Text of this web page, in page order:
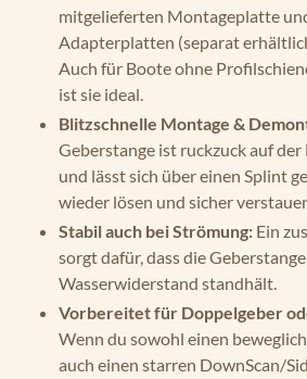
mitgelieferten Montageplatte
Adapterplatten (separat
Auch für Boote ohne
ist sie ideal.
Blitzschnelle Montage &
Geberstange ist ruckzuck auf
und lässt sich über einen Splint
wieder lösen und sicher
Stabil auch bei Strömung: Ein
sorgt dafür, dass die
Wasserwiderstand standhält.
Vorbereitet für Doppelgeber
Wenn du sowohl einen
auch einen starren DownScan/